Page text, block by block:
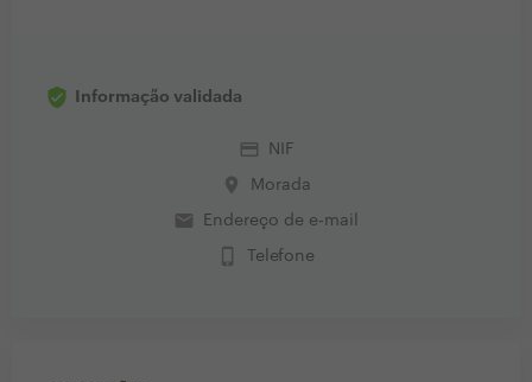
Informação validada
credit_card NIF
place Morada
email Endereço de e-mail
phone_iphone Telefone